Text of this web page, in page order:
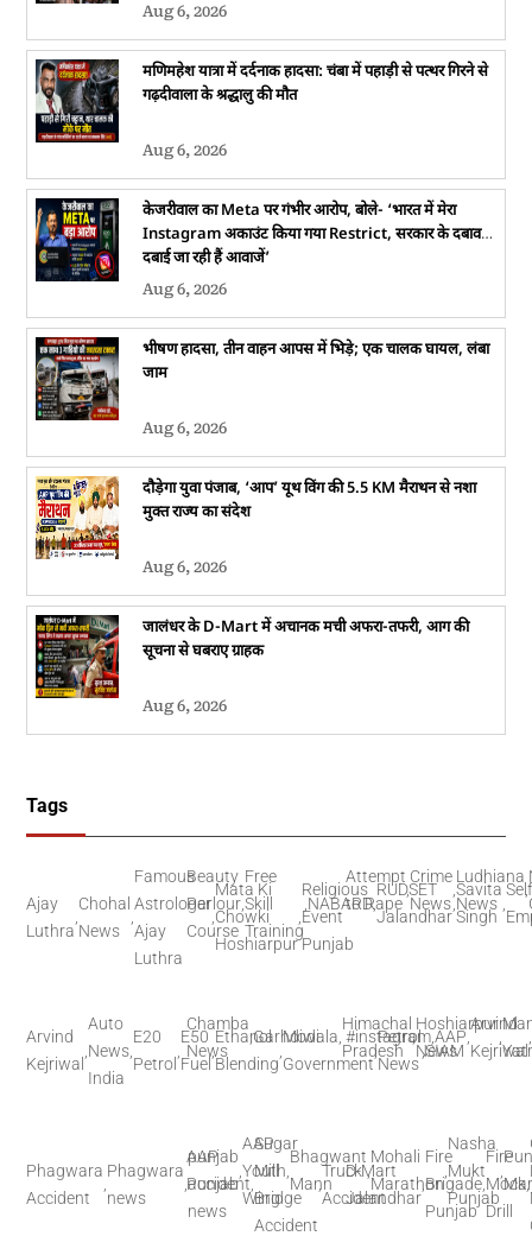
Aug 6, 2026
मणिमहेश यात्रा में दर्दनाक हादसा: चंबा में पहाड़ी से पत्थर गिरने से
गढ़दीवाला के श्रद्धालु की मौत
Aug 6, 2026
केजरीवाल का Meta पर गंभीर आरोप, बोले- ‘भारत में मेरा
Instagram अकाउंट किया गया Restrict, सरकार के दबाव में
दबाई जा रही हैं आवाजें’
Aug 6, 2026
भीषण हादसा, तीन वाहन आपस में भिड़े; एक चालक घायल, लंबा
जाम
Aug 6, 2026
दौड़ेगा युवा पंजाब, ‘आप’ यूथ विंग की 5.5 KM मैराथन से नशा
मुक्त राज्य का संदेश
Aug 6, 2026
जालंधर के D-Mart में अचानक मची अफरा-तफरी, आग की
सूचना से घबराए ग्राहक
Aug 6, 2026
Tags
Ajay
Luthra
Chohal
News
Famous
Astrologer
Ajay
Luthra
Mata Ki
Chowki
Hoshiarpur
Religious
Event
Punjab
Beauty
Parlour
Course
,
Free
Skill
Training
NABARD,
RUDSET
Jalandhar
,
Savita
Singh
Self
Attempt
to Rape
,
Crime
News
,
Ludhiana
News
,
Arvind
Kejriwal
Auto
News
India
E20
Petrol
E50
Fuel
,
Ethanol
Blending
Modi
Government
,
Petrol
News
,SIAM
Chamba
News
,Garhdiwala
Himachal
Pradesh
,
Hoshiarpur
News
#instagram,AAP
Arvind
Kejriwal
Phagwara
Accident
Phagwara
news
,
punjab
accident
news
Sugar
Mill
Bridge
Accident
,
Truck
Accident
AAP
Punjab
AAP
Youth
Wing
Bhagwant
Mann
,
Mohali
Marathon
Nasha
Mukt
Punjab
D-Mart
Jalandhar
,
Fire
Brigade
Punjab
Fire
Mock
Drill
,